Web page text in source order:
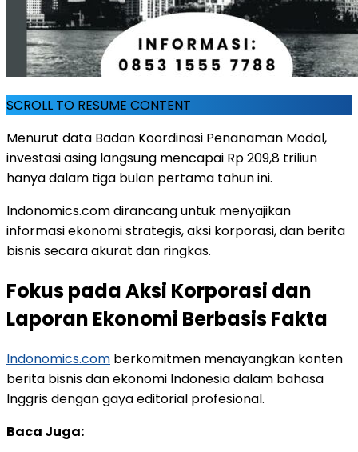
SCROLL TO RESUME CONTENT
Menurut data Badan Koordinasi Penanaman Modal,
investasi asing langsung mencapai Rp 209,8 triliun
hanya dalam tiga bulan pertama tahun ini.
Indonomics.com dirancang untuk menyajikan
informasi ekonomi strategis, aksi korporasi, dan berita
bisnis secara akurat dan ringkas.
Fokus pada Aksi Korporasi dan
Laporan Ekonomi Berbasis Fakta
Indonomics.com berkomitmen menayangkan konten
berita bisnis dan ekonomi Indonesia dalam bahasa
Inggris dengan gaya editorial profesional.
Baca Juga: